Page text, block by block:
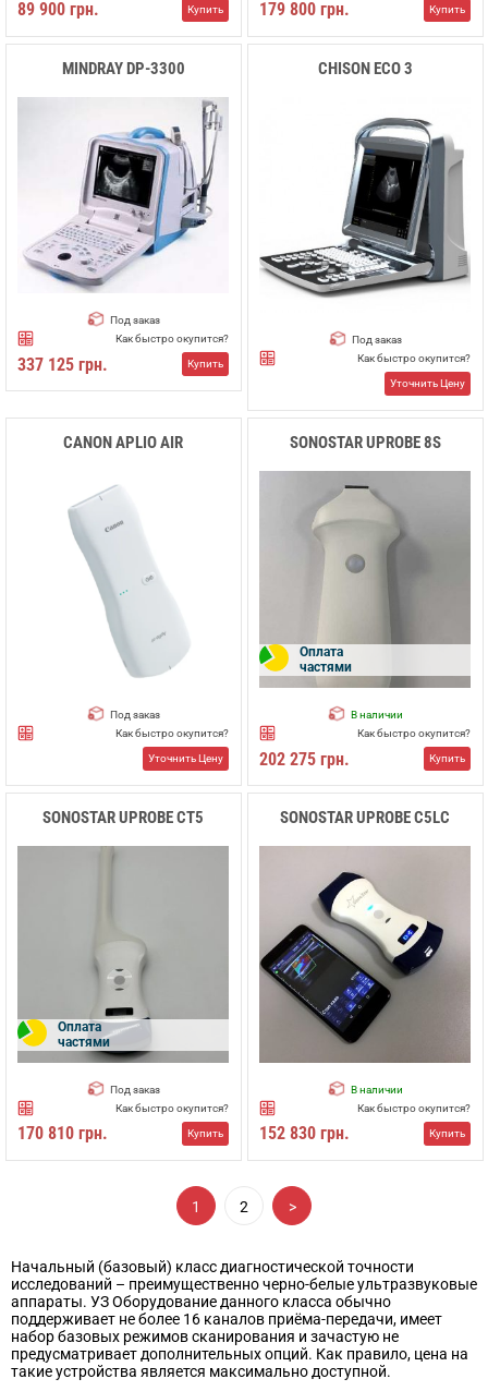
89 900 грн. Купить 179 800 грн. Купить
MINDRAY DP-3300
Под заказ
Как быстро окупится?
337 125 грн. Купить
CHISON ECO 3
Под заказ
Как быстро окупится?
Уточнить Цену
CANON APLIO AIR
Под заказ
Как быстро окупится?
Уточнить Цену
SONOSTAR UPROBE 8S
Оплата
частями
В наличии
Как быстро окупится?
202 275 грн. Купить
SONOSTAR UPROBE CT5
Оплата
частями
Под заказ
Как быстро окупится?
170 810 грн. Купить
SONOSTAR UPROBE C5LC
В наличии
Как быстро окупится?
152 830 грн. Купить
1 2 >
Начальный (базовый) класс диагностической точности
исследований – преимущественно черно-белые ультразвуковые
аппараты. УЗ Оборудование данного класса обычно
поддерживает не более 16 каналов приёма-передачи, имеет
набор базовых режимов сканирования и зачастую не
предусматривает дополнительных опций. Как правило, цена на
такие устройства является максимально доступной.